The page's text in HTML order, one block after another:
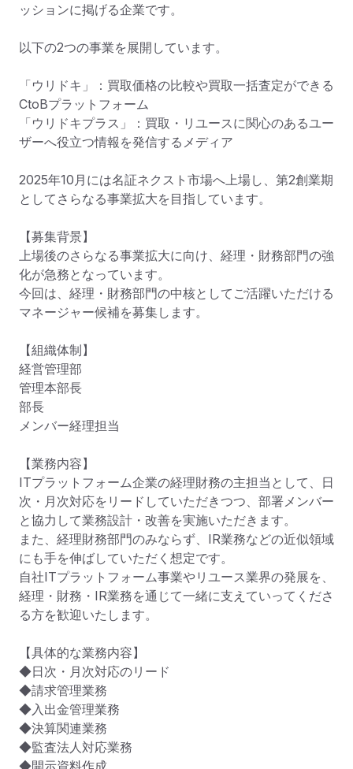
ッションに掲げる企業です。
以下の2つの事業を展開しています。
「ウリドキ」：買取価格の比較や買取一括査定ができる
CtoBプラットフォーム
「ウリドキプラス」：買取・リユースに関心のあるユー
ザーへ役立つ情報を発信するメディア
2025年10月には名証ネクスト市場へ上場し、第2創業期
としてさらなる事業拡大を目指しています。
【募集背景】
上場後のさらなる事業拡大に向け、経理・財務部門の強
化が急務となっています。
今回は、経理・財務部門の中核としてご活躍いただける
マネージャー候補を募集します。
【組織体制】
経営管理部
管理本部長
部長
メンバー経理担当
【業務内容】
ITプラットフォーム企業の経理財務の主担当として、日
次・月次対応をリードしていただきつつ、部署メンバー
と協力して業務設計・改善を実施いただきます。
また、経理財務部門のみならず、IR業務などの近似領域
にも手を伸ばしていただく想定です。
自社ITプラットフォーム事業やリユース業界の発展を、
経理・財務・IR業務を通じて一緒に支えていってくださ
る方を歓迎いたします。
【具体的な業務内容】
◆日次・月次対応のリード
◆請求管理業務
◆入出金管理業務
◆決算関連業務
◆監査法人対応業務